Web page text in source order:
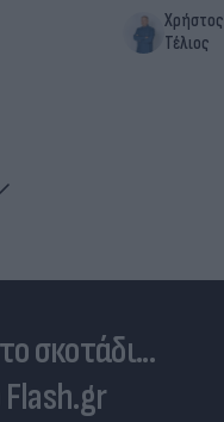
Χρήστος
Τέλιος
σκοτάδι...